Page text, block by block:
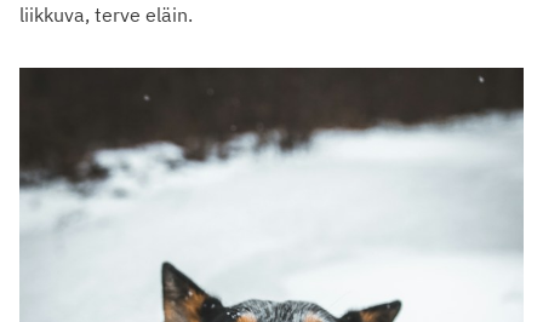
liikkuva, terve eläin.